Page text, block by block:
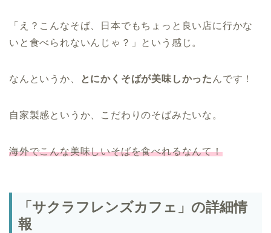
「え？こんなそば、日本でもちょっと良い店に行かな
いと食べられないんじゃ？」という感じ。
なんというか、 とにかくそばが美味しかった んです！
自家製感というか、こだわりのそばみたいな。
海外でこんな美味しいそばを食べれるなんて！
「サクラフレンズカフェ」の詳細情
報